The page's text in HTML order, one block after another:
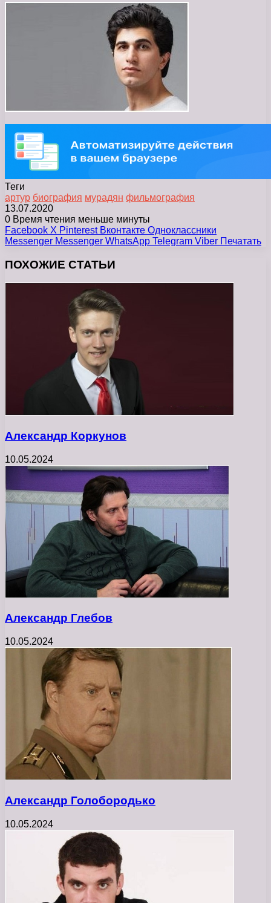
Теги
артур биография мурадян фильмография
13.07.2020
0 Время чтения меньше минуты
Facebook X Pinterest Вконтакте Одноклассники
Messenger Messenger WhatsApp Telegram Viber Печатать
ПОХОЖИЕ СТАТЬИ
Александр Коркунов
10.05.2024
Александр Глебов
10.05.2024
Александр Голобородько
10.05.2024